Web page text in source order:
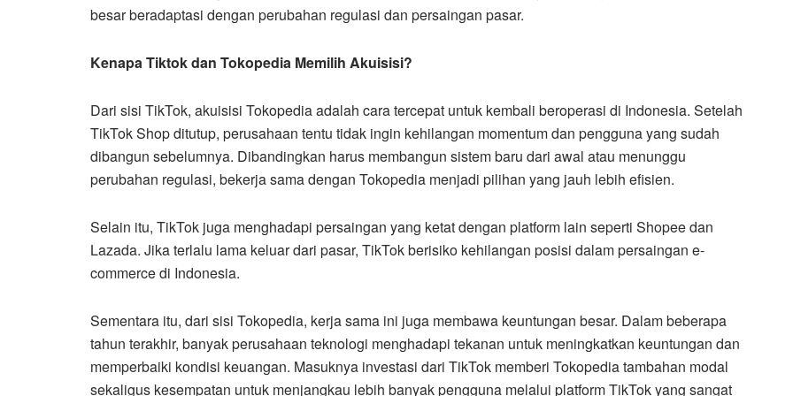
besar beradaptasi dengan perubahan regulasi dan persaingan pasar.
Kenapa Tiktok dan Tokopedia Memilih Akuisisi?
Dari sisi TikTok, akuisisi Tokopedia adalah cara tercepat untuk kembali beroperasi di Indonesia. Setelah
TikTok Shop ditutup, perusahaan tentu tidak ingin kehilangan momentum dan pengguna yang sudah
dibangun sebelumnya. Dibandingkan harus membangun sistem baru dari awal atau menunggu
perubahan regulasi, bekerja sama dengan Tokopedia menjadi pilihan yang jauh lebih efisien.
Selain itu, TikTok juga menghadapi persaingan yang ketat dengan platform lain seperti Shopee dan
Lazada. Jika terlalu lama keluar dari pasar, TikTok berisiko kehilangan posisi dalam persaingan e-
commerce di Indonesia.
Sementara itu, dari sisi Tokopedia, kerja sama ini juga membawa keuntungan besar. Dalam beberapa
tahun terakhir, banyak perusahaan teknologi menghadapi tekanan untuk meningkatkan keuntungan dan
memperbaiki kondisi keuangan. Masuknya investasi dari TikTok memberi Tokopedia tambahan modal
sekaligus kesempatan untuk menjangkau lebih banyak pengguna melalui platform TikTok yang sangat